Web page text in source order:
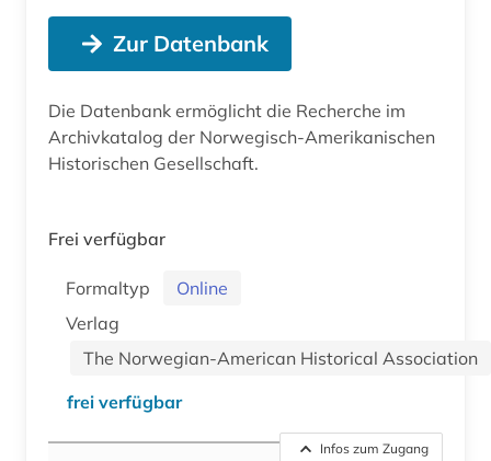
Zur Datenbank
Die Datenbank ermöglicht die Recherche im
Archivkatalog der Norwegisch-Amerikanischen
Historischen Gesellschaft.
Frei verfügbar
Formaltyp
Online
Verlag
The Norwegian-American Historical Association
frei verfügbar
Infos zum Zugang